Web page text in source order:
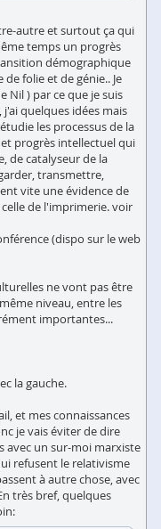
autre et surtout ça qui
temps un progrès
démographique
folie et de génie.. Je
Nil ) par ce que je suis
j'ai quelques idées mais
les processus de la
progrès intellectuel qui
de catalyseur de la
transmettre,
vite une évidence de
de l'imprimerie. voir
(dispo sur le web
ne vont pas être
niveau, entre les
importantes...
la gauche.
et mes connaissances
je vais éviter de dire
avec un sur-moi marxiste
refusent le relativisme
à autre chose, avec
très bref, quelques